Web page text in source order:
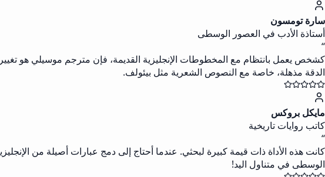
سارة تومسون
أستاذة الأدب في العصور الوسطى
“
كشخص يعمل بانتظام مع المخطوطات الإنجليزية القديمة، فإن مترجم موسيلي هو
الدقة مذهلة، خاصة مع النصوص الشعرية مثل بيئولف.
مايكل بروكس
كاتب روايات تاريخية
“
كانت هذه الأداة ذات قيمة كبيرة لبحثي. عندما أحتاج إلى دمج عبارات أصيلة من
الوسطى في متناول اليد!